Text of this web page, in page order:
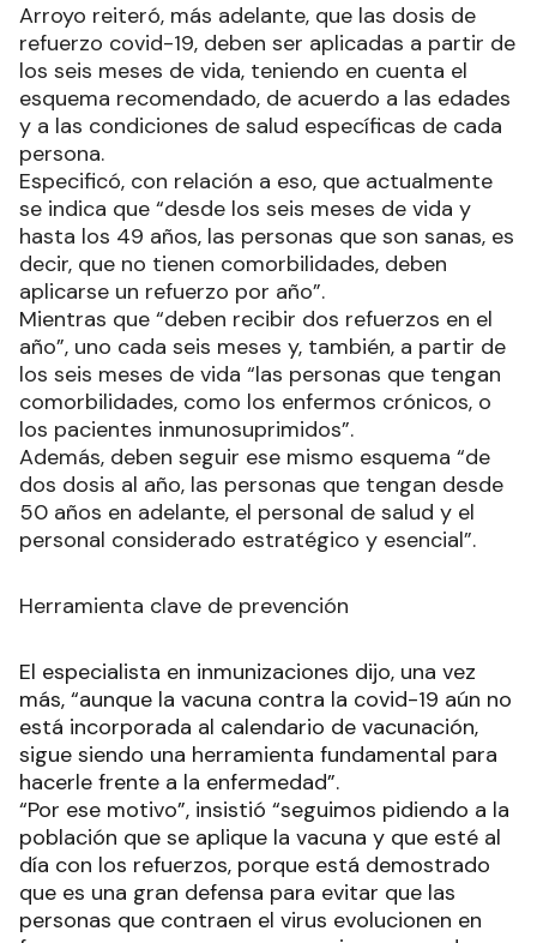
Arroyo reiteró, más adelante, que las dosis de
refuerzo covid-19, deben ser aplicadas a partir de
los seis meses de vida, teniendo en cuenta el
esquema recomendado, de acuerdo a las edades
y a las condiciones de salud específicas de cada
persona.
Especificó, con relación a eso, que actualmente
se indica que “desde los seis meses de vida y
hasta los 49 años, las personas que son sanas, es
decir, que no tienen comorbilidades, deben
aplicarse un refuerzo por año”.
Mientras que “deben recibir dos refuerzos en el
año”, uno cada seis meses y, también, a partir de
los seis meses de vida “las personas que tengan
comorbilidades, como los enfermos crónicos, o
los pacientes inmunosuprimidos”.
Además, deben seguir ese mismo esquema “de
dos dosis al año, las personas que tengan desde
50 años en adelante, el personal de salud y el
personal considerado estratégico y esencial”.
Herramienta clave de prevención
El especialista en inmunizaciones dijo, una vez
más, “aunque la vacuna contra la covid-19 aún no
está incorporada al calendario de vacunación,
sigue siendo una herramienta fundamental para
hacerle frente a la enfermedad”.
“Por ese motivo”, insistió “seguimos pidiendo a la
población que se aplique la vacuna y que esté al
día con los refuerzos, porque está demostrado
que es una gran defensa para evitar que las
personas que contraen el virus evolucionen en